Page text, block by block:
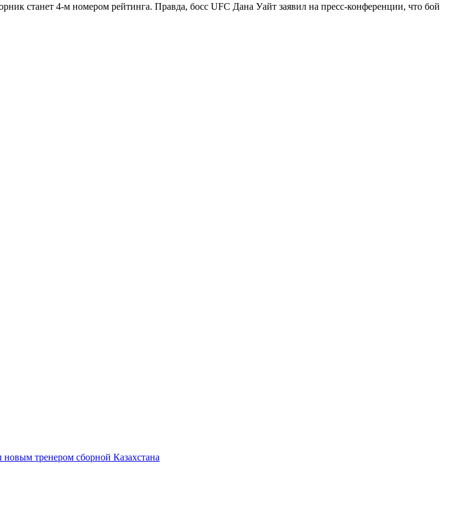
станет 4-м номером рейтинга. Правда, босс UFC Дана Уайт заявил на пресс-конференции, что бой
тренером сборной Казахстана